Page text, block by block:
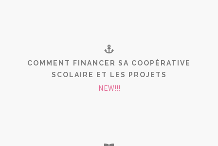
COMMENT FINANCER SA COOPÉRATIVE
SCOLAIRE ET LES PROJETS
NEW!!!